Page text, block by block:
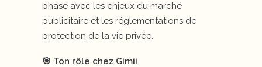
phase avec les enjeux du marché
publicitaire et les réglementations de
protection de la vie privée.
🎯 Ton rôle chez Gimii